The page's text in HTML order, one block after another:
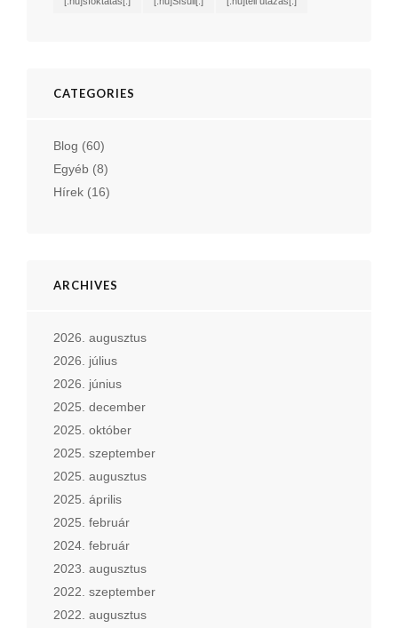
CATEGORIES
Blog (60)
Egyéb (8)
Hírek (16)
ARCHIVES
2026. augusztus
2026. július
2026. június
2025. december
2025. október
2025. szeptember
2025. augusztus
2025. április
2025. február
2024. február
2023. augusztus
2022. szeptember
2022. augusztus